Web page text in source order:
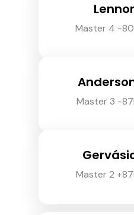
Master 4 -
Master 3 -
Master 2